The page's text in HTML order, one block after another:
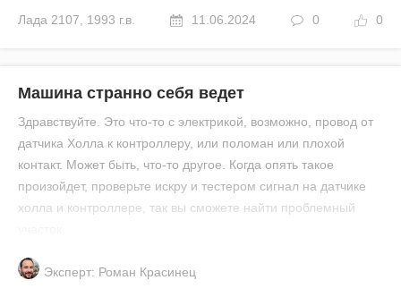
Лада 2107 1993 г.в. 11.06.2024 0 0
Машина странно себя ведет
Здравствуйте. Это что-то с электрикой, возможно, провод от
датчика Холла к контроллеру, или поломан или плохой
контакт. Может быть, что-то другое. Когда опять такое
произойдет, проверьте искру и тестером сигнал на датчике
холла и контроллере, так вы сможете найти проблемный
Эксперт: Роман Красинец